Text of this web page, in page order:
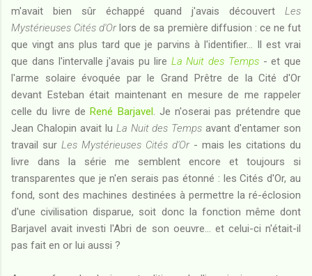
m'avait bien sûr échappé quand j'avais découvert Les
Mystérieuses Cités d'Orlors de sa première diffusion : ce ne fut
que vingt ans plus tard que je parvins à l'identifier... Il est vrai
que dans l'intervalle j'avais pu lire La Nuit des Temps- et que
l'arme solaire évoquée par le Grand Prêtre de la Cité d'Or
devant Esteban était maintenant en mesure de me rappeler
celle du livre deRené Barjavel. Je n'oserai pas prétendre que
Jean Chalopin avait lu La Nuit des Temps avant d'entamer son
travail sur Les Mystérieuses Cités d'Or- mais les citations du
livre dans la série me semblent encore et toujours si
transparentes que je n'en serais pas étonné : les Cités d'Or, au
fond, sont des machines destinées à permettre la ré-éclosion
d'une civilisation disparue, soit donc la fonction même dont
Barjavel avait investi l'Abri de son oeuvre... et celui-ci n'était-il
pas fait en or lui aussi ?